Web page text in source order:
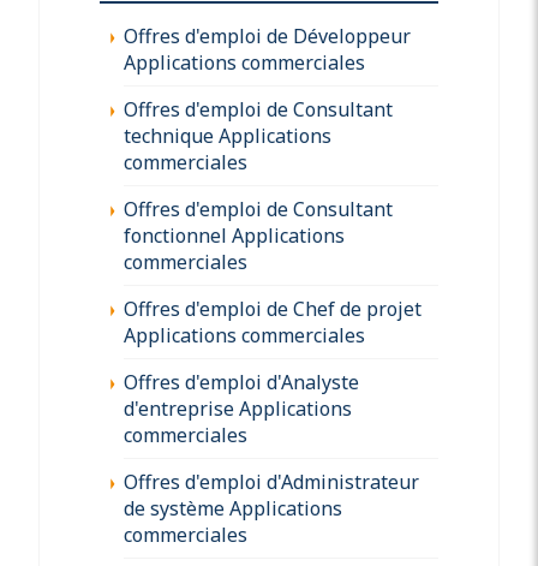
Offres d'emploi de Développeur
Applications commerciales
Offres d'emploi de Consultant
technique Applications
commerciales
Offres d'emploi de Consultant
fonctionnel Applications
commerciales
Offres d'emploi de Chef de projet
Applications commerciales
Offres d'emploi d'Analyste
d'entreprise Applications
commerciales
Offres d'emploi d'Administrateur
de système Applications
commerciales